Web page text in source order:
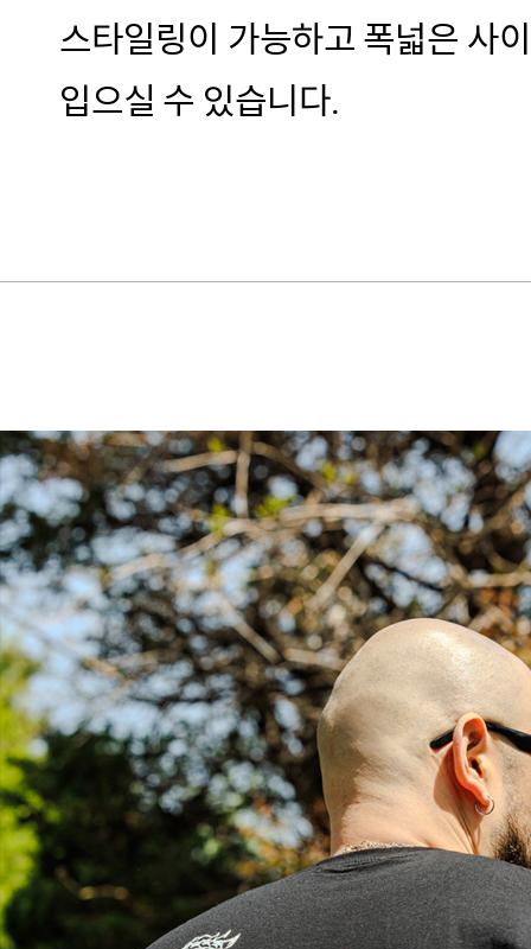
스타일링이 가능하고 폭넓은 사
입으실 수 있습니다.